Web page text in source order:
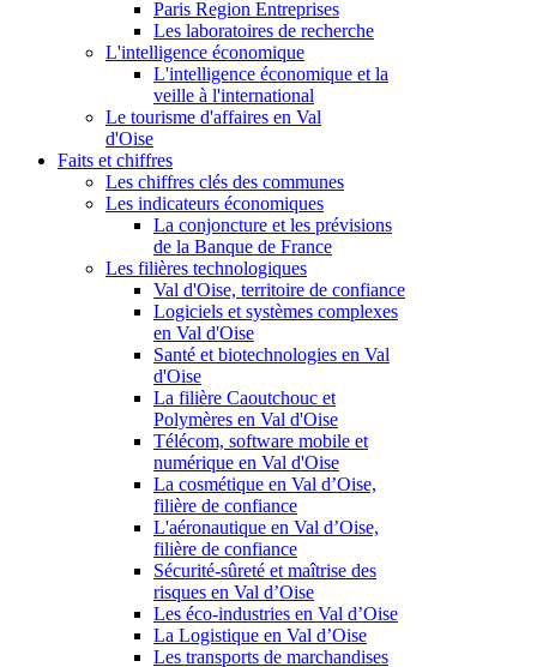
Paris Region Entreprises
Les laboratoires de recherche
L'intelligence économique
L'intelligence économique et la
veille à l'international
Le tourisme d'affaires en Val
d'Oise
Faits et chiffres
Les chiffres clés des communes
Les indicateurs économiques
La conjoncture et les prévisions
de la Banque de France
Les filières technologiques
Val d'Oise, territoire de confiance
Logiciels et systèmes complexes
en Val d'Oise
Santé et biotechnologies en Val
d'Oise
La filière Caoutchouc et
Polymères en Val d'Oise
Télécom, software mobile et
numérique en Val d'Oise
La cosmétique en Val d’Oise,
filière de confiance
L'aéronautique en Val d’Oise,
filière de confiance
Sécurité-sûreté et maîtrise des
risques en Val d’Oise
Les éco-industries en Val d’Oise
La Logistique en Val d’Oise
Les transports de marchandises